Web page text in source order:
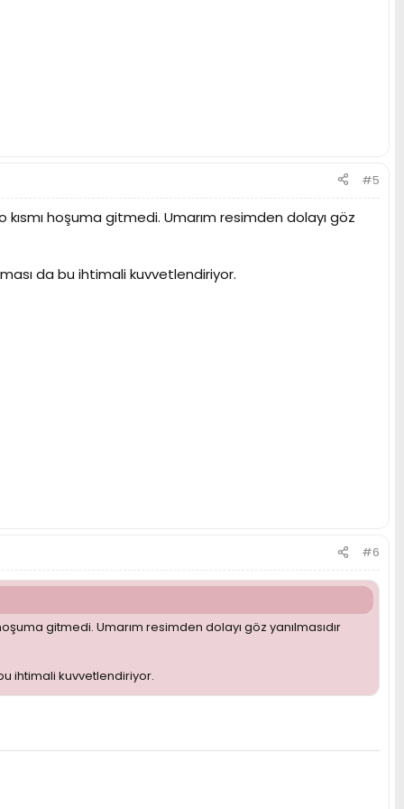
#5
kısmı hoşuma gitmedi. Umarım resimden dolayı göz
da bu ihtimali kuvvetlendiriyor.
#6
gitmedi. Umarım resimden dolayı göz yanılmasıdır
ihtimali kuvvetlendiriyor.